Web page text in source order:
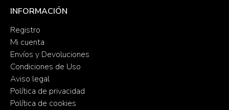
INFORMACIÓN
Registro
Mi cuenta
Envíos y Devoluciones
Condiciones de Uso
Aviso legal
Política de privacidad
Política de cookies